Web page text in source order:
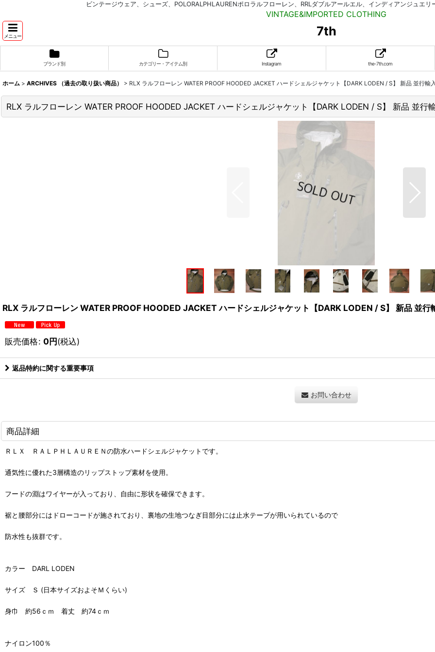
ビンテージウェア、シューズ、POLORALPHLAURENポロラルフローレン、RRLダブルアールエル、インディアンジュエ
VINTAGE&IMPORTED CLOTHING
メニュー 7th
ブランド別 カテゴリー・アイテム別 Instagram the-7th.com
ホーム > ARCHIVES （過去の取り扱い商品） > RLX ラルフローレン WATER PROOF HOODED JACKET ハードシェルジャケット【DARK LODEN / S】 新品 並行輸
RLX ラルフローレン WATER PROOF HOODED JACKET ハードシェルジャケット【DARK LODEN / S】 新品 並行
RLX ラルフローレン WATER PROOF HOODED JACKET ハードシェルジャケット【DARK LODEN / S】 新品 並行
販売価格: 0円(税込)
返品特約に関する重要事項
お問い合わせ
商品詳細
ＲＬＸ ＲＡＬＰＨＬＡＵＲＥＮの防水ハードシェルジャケットです。
通気性に優れた3層構造のリップストップ素材を使用。
フードの淵はワイヤーが入っており、自由に形状を確保できます。
裾と腰部分にはドローコードが施されており、裏地の生地つなぎ目部分には止水テープが用いられているので
防水性も抜群です。
カラー DARL LODEN
サイズ Ｓ (日本サイズおよそＭくらい)
身巾 約56ｃｍ 着丈 約74ｃｍ
ナイロン100％